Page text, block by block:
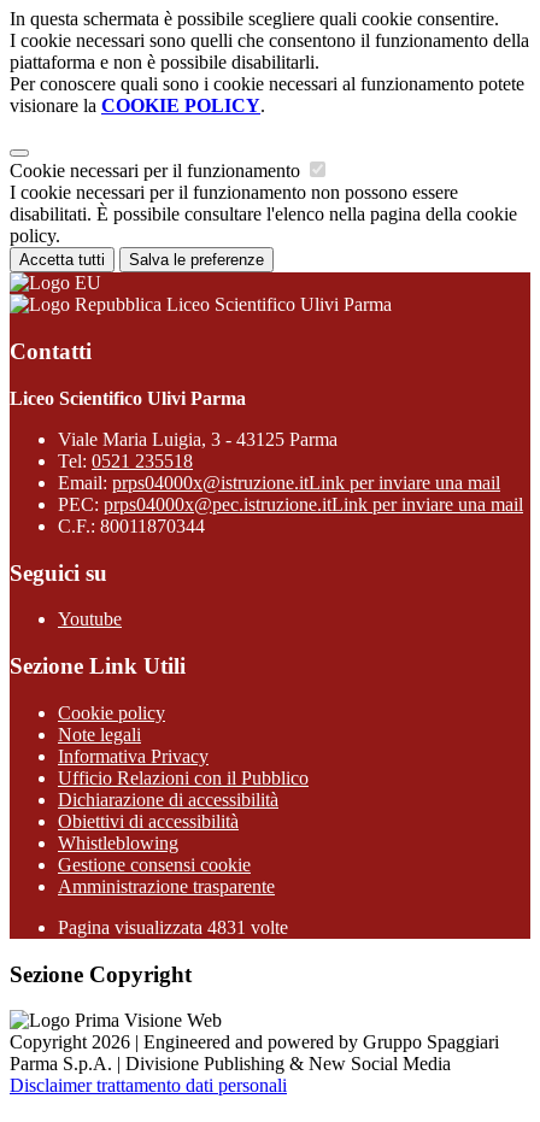
In questa schermata è possibile scegliere quali cookie consentire.
I cookie necessari sono quelli che consentono il funzionamento della
piattaforma e non è possibile disabilitarli.
Per conoscere quali sono i cookie necessari al funzionamento potete
visionare la COOKIE POLICY.
Cookie necessari per il funzionamento
I cookie necessari per il funzionamento non possono essere
disabilitati. È possibile consultare l'elenco nella pagina della cookie
policy.
Accetta tutti Salva le preferenze
Liceo Scientifico Ulivi Parma
Contatti
Liceo Scientifico Ulivi Parma
Viale Maria Luigia, 3 - 43125 Parma
Tel: 0521 235518
Email: prps04000x@istruzione.itLink per inviare una mail
PEC: prps04000x@pec.istruzione.itLink per inviare una mail
C.F.: 80011870344
Seguici su
Youtube
Sezione Link Utili
Cookie policy
Note legali
Informativa Privacy
Ufficio Relazioni con il Pubblico
Dichiarazione di accessibilità
Obiettivi di accessibilità
Whistleblowing
Gestione consensi cookie
Amministrazione trasparente
Pagina visualizzata 4831 volte
Sezione Copyright
Copyright 2026 | Engineered and powered by Gruppo Spaggiari
Parma S.p.A. | Divisione Publishing & New Social Media
Disclaimer trattamento dati personali